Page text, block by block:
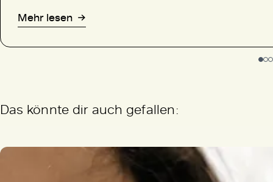
Mehr lesen
Das könnte dir auch gefallen: